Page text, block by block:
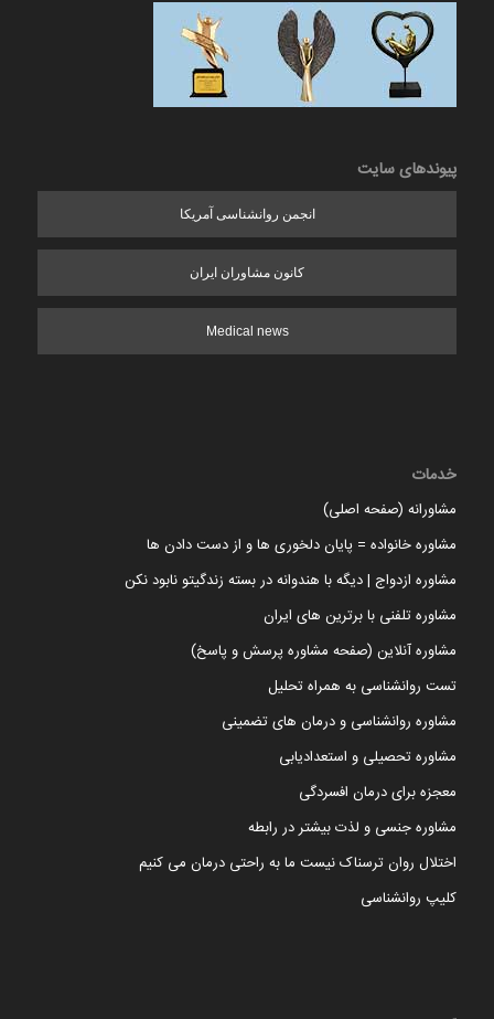
پیوندهای سایت
انجمن روانشناسی آمریکا
کانون مشاوران ایران
Medical news
خدمات
مشاورانه (صفحه اصلی)
مشاوره خانواده = پایان دلخوری ها و از دست دادن ها
مشاوره ازدواج | دیگه با هندوانه در بسته زندگیتو نابود نکن
مشاوره تلفنی با برترین های ایران
مشاوره آنلاین (صفحه مشاوره پرسش و پاسخ)
تست روانشناسی به همراه تحلیل
مشاوره روانشناسی و درمان های تضمینی
مشاوره تحصیلی و استعدادیابی
معجزه برای درمان افسردگی
مشاوره جنسی و لذت بیشتر در رابطه
اختلال روان ترسناک نیست ما به راحتی درمان می کنیم
کلیپ روانشناسی